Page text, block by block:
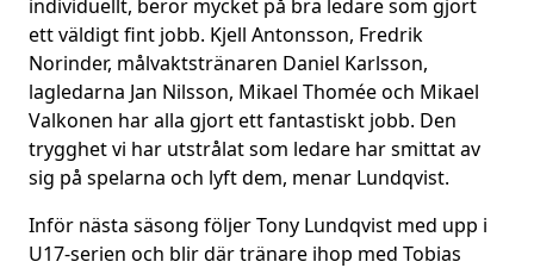
individuellt, beror mycket på bra ledare som gjort
ett väldigt fint jobb. Kjell Antonsson, Fredrik
Norinder, målvaktstränaren Daniel Karlsson,
lagledarna Jan Nilsson, Mikael Thomée och Mikael
Valkonen har alla gjort ett fantastiskt jobb. Den
trygghet vi har utstrålat som ledare har smittat av
sig på spelarna och lyft dem, menar Lundqvist.
Inför nästa säsong följer Tony Lundqvist med upp i
U17-serien och blir där tränare ihop med Tobias